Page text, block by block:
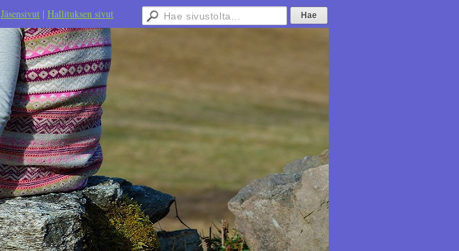
Jäsensivut | Hallituksen sivut